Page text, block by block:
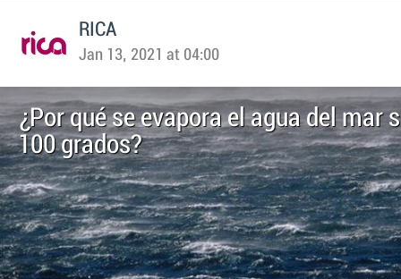
RICA
Jan 13, 2021 at 04:00
¿Por qué se evapora el agua del mar
100 grados?